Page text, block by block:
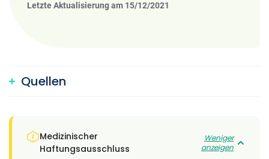
Letzte Aktualisierung am 15/12/2021
Quellen
Medizinischer
Haftungsausschluss
Weniger
anzeigen